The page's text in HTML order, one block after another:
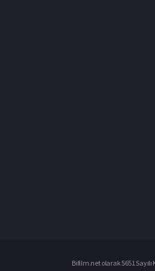
Bifilm.net olarak 5651